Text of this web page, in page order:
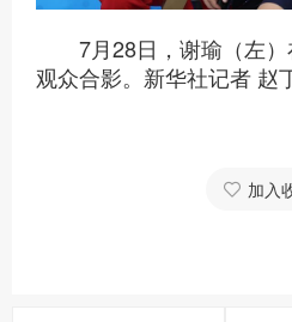
7月28日，谢瑜（左）
观众合影。新华社记者 赵
加入